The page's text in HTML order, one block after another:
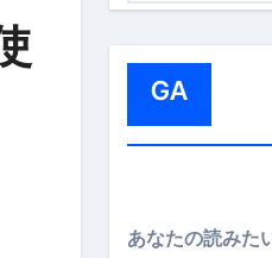
GA
あなたの読みた